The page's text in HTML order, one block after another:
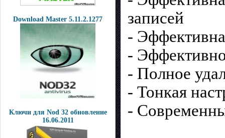
Download Master 5.11.2.1277
Ключи для Nod 32 обновление
16.06.2011
записей
-
-
- Полное
- Тонкая
-